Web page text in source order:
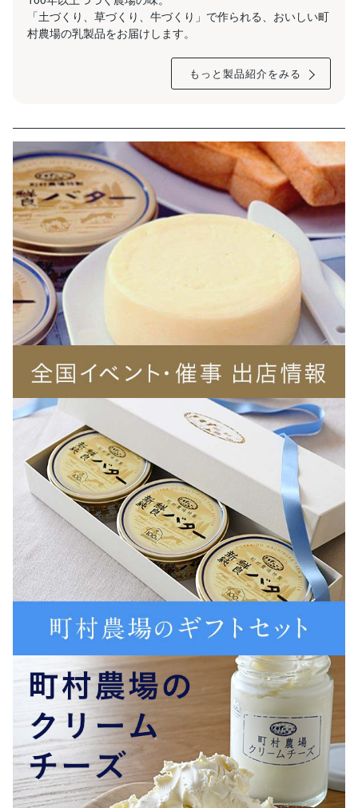
「土づくり、草づくり、牛づくり」で作られる、おいしい町
村農場の乳製品をお届けします。
もっと製品紹介をみる